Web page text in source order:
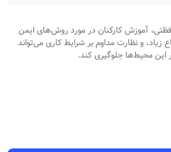
آموزش کارکنان در مورد روش‌های ایمن
زیاد، و نظارت مداوم بر شرایط کاری می‌تواند
این محیط‌ها جلوگیری کند.